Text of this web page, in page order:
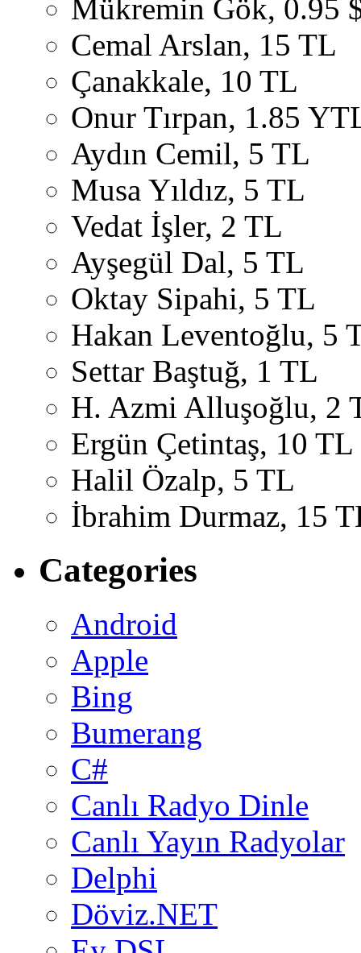
Mükremin Gök, 0.95
Cemal Arslan, 15 TL
Çanakkale, 10 TL
Onur Tırpan, 1.85
Aydın Cemil, 5 TL
Musa Yıldız, 5 TL
Vedat İşler, 2 TL
Ayşegül Dal, 5 TL
Oktay Sipahi, 5 TL
Hakan Leventoğlu, 5
Settar Baştuğ, 1 TL
H. Azmi Alluşoğlu, 2
Ergün Çetintaş, 10 TL
Halil Özalp, 5 TL
İbrahim Durmaz, 15
Categories
Android
Apple
Bing
Bumerang
C#
Canlı Radyo Dinle
Canlı Yayın Radyolar
Delphi
Döviz.NET